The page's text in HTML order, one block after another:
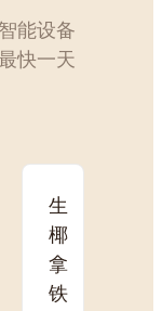
能设备
快一天
生
椰
拿
铁